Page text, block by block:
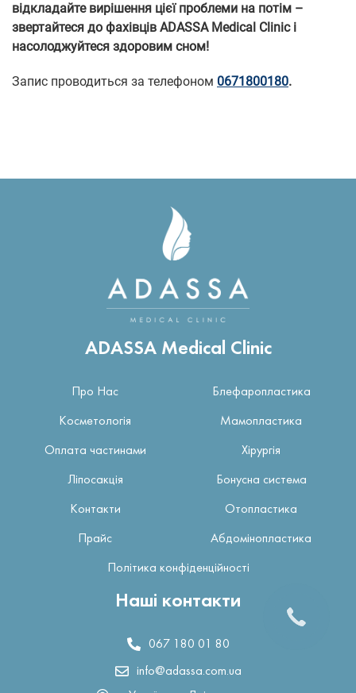
відкладайте вирішення цієї проблеми на потім –
звертайтеся до фахівців ADASSA Medical Clinic і
насолоджуйтеся здоровим сном!
Запис проводиться за телефоном 0671800180.
ADASSA Medical Clinic
Про Нас Блефаропластика
Косметологія Мамопластика
Оплата частинами Хірургія
Ліпосакція Бонусна система
Контакти Отопластика
Прайс Абдомінопластика
Політика конфіденційності
Наші контакти
067 180 01 80
info@adassa.com.ua